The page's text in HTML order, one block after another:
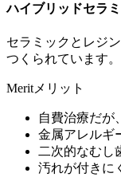
ハイブリッドセラ
セラミックとレジ
つくられています。
Merit メリット
自費治療だが
金属アレルギ
二次的なむし
汚れが付きに